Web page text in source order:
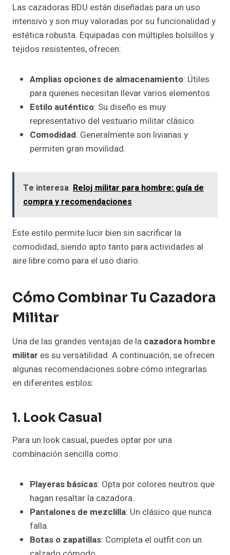
Las cazadoras BDU están diseñadas para un uso
intensivo y son muy valoradas por su funcionalidad y
estética robusta. Equipadas con múltiples bolsillos y
tejidos resistentes, ofrecen:
Amplias opciones de almacenamiento: Útiles
para quienes necesitan llevar varios elementos.
Estilo auténtico: Su diseño es muy
representativo del vestuario militar clásico.
Comodidad: Generalmente son livianas y
permiten gran movilidad.
Te interesa Reloj militar para hombre: guía de
compra y recomendaciones
Este estilo permite lucir bien sin sacrificar la
comodidad, siendo apto tanto para actividades al
aire libre como para el uso diario.
Cómo Combinar Tu Cazadora
Militar
Una de las grandes ventajas de la cazadora hombre
militar es su versatilidad. A continuación, se ofrecen
algunas recomendaciones sobre cómo integrarlas
en diferentes estilos:
1. Look Casual
Para un look casual, puedes optar por una
combinación sencilla como:
Playeras básicas: Opta por colores neutros que
hagan resaltar la cazadora.
Pantalones de mezclilla: Un clásico que nunca
falla.
Botas o zapatillas: Completa el outfit con un